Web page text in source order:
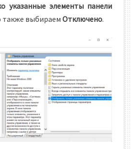
указанные элементы панели
также выбираем Отключено.